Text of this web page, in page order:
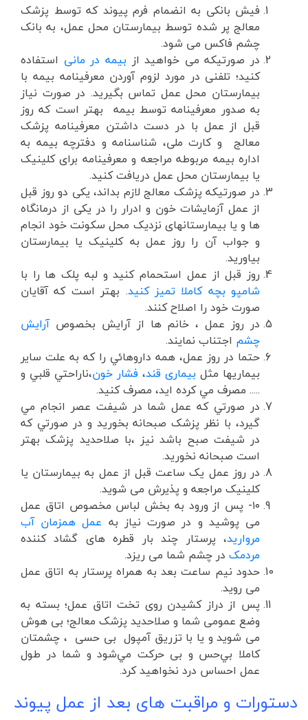
فیش بانکی به انضمام فرم پیوند که توسط پزشک
معالج پر شده توسط بیمارستان محل عمل، به بانک
چشم فاکس می شود.
در صورتیکه می خواهید از بیمه در مانی استفاده
کنید؛ تلفنی در مورد لزوم آوردن معرفینامه بیمه با
بیمارستان محل عمل تماس بگیرید. در صورت نیاز
به صدور معرفینامه توسط بیمه بهتر است که روز
قبل از عمل با در دست داشتن معرفینامه پزشک
معالج و کارت ملی، شناسنامه و دفترچه بیمه به
اداره بیمه مربوطه مراجعه و معرفینامه برای کلینیک
یا بیمارستان محل عمل دریافت کنید.
در صورتیکه پزشک معالج لازم بداند، یکی دو روز قبل
از عمل آزمایشات خون و ادرار را در یکی از درمانگاه
ها و یا بیمارستانهای نزدیک محل سکونت خود انجام
و جواب آن را روز عمل به کلینیک یا بیمارستان
بیاورید.
روز قبل از عمل استحمام کنید و لبه پلک ها را با
شامپو بچه کاملا تمیز کنید. بهتر است که آقایان
صورت خود را اصلاح کنند.
در روز عمل ، خانم ها از آرایش بخصوص آرایش
چشم اجتناب نمایند.
حتما در روز عمل، همه داروهائي را که به علت ساير
بيماريها مثل بیماری قند، فشار خون،‌ناراحتي قلبي و
..... مصرف مي کرده ايد، مصرف کنيد.
در صورتي که عمل شما در شيفت عصر انجام مي
گيرد، با نظر پزشک صبحانه بخوريد و در صورتي که
در شيفت صبح باشد نيز ،با صلاحديد پزشک بهتر
است صبحانه نخوريد.
در روز عمل یک ساعت قبل از عمل به بیمارستان یا
کلینیک مراجعه و پذیرش می شوید.
۱۰- پس از ورود به بخش لباس مخصوص اتاق عمل
می پوشید و در صورت نیاز به عمل همزمان آب
مروارید، پرستار چند بار قطره های گشاد کننده
مردمک در چشم شما می ریزد.
حدود نیم ساعت بعد به همراه پرستار به اتاق عمل
می روید.
پس از دراز کشیدن روی تخت اتاق عمل؛ بسته به
وضع عمومی شما و صلاحدید پزشک معالج؛ بی هوش
می شوید و یا با تزریق آمپول بی حسی ، ‌چشمتان
كاملا بي‌حس و بی حرکت مي‌شود و شما در طول
عمل احساس درد نخواهيد كرد.
دستورات و مراقبت های بعد از عمل پیوند